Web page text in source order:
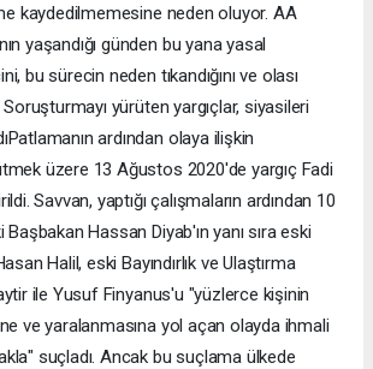
kaydedilmemesine neden oluyor. AA
yaşandığı günden bu yana yasal
bu sürecin neden tıkandığını ve olası
yürüten yargıçlar, siyasileri
ardından olaya ilişkin
üzere 13 Ağustos 2020'de yargıç Fadi
Savvan, yaptığı çalışmaların ardından 10
Hassan Diyab'ın yanı sıra eski
Halil, eski Bayındırlık ve Ulaştırma
ile Yusuf Finyanus'u "yüzlerce kişinin
ve yaralanmasına yol açan olayda ihmali
suçladı. Ancak bu suçlama ülkede